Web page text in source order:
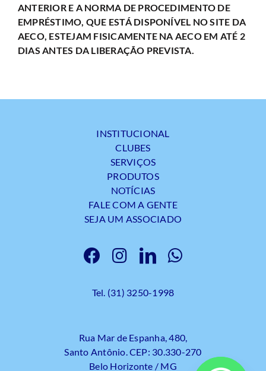
ANTERIOR E A NORMA DE PROCEDIMENTO DE
EMPRÉSTIMO, QUE ESTÁ DISPONÍVEL NO SITE DA
AECO, ESTEJAM FISICAMENTE NA AECO EM ATÉ 2
DIAS ANTES DA LIBERAÇÃO PREVISTA.
INSTITUCIONAL
CLUBES
SERVIÇOS
PRODUTOS
NOTÍCIAS
FALE COM A GENTE
SEJA UM ASSOCIADO
Tel. (31) 3250-1998
Rua Mar de Espanha, 480,
Santo Antônio. CEP: 30.330-270
Belo Horizonte / MG